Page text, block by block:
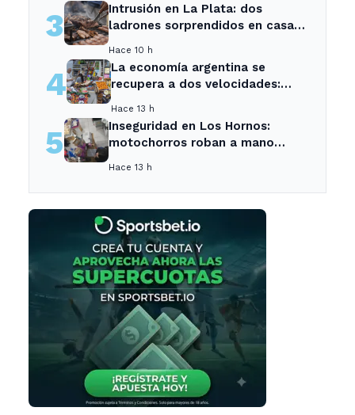
3
Intrusión en La Plata: dos
ladrones sorprendidos en casa
Hace 10 h
4
La economía argentina se
recupera a dos velocidades:
Neuquen Post
Hace 13 h
5
Inseguridad en Los Hornos:
motochorros roban a mano
Hace 13 h